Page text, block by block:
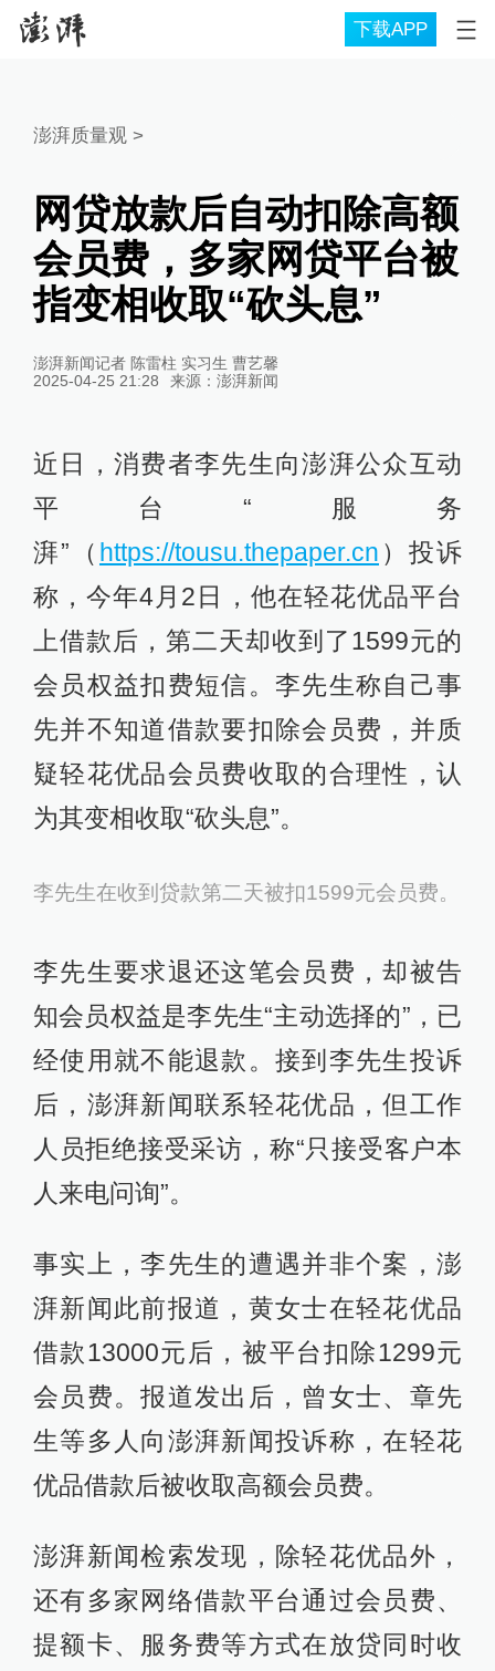
下载APP
澎湃质量观>
网贷放款后自动扣除高额
会员费，多家网贷平台被
指变相收取“砍头息”
澎湃新闻记者 陈雷柱 实习生 曹艺馨
2025-04-25 21:28
来源： 澎湃新闻
近日，消费者李先生向澎湃公众互动
平台“服务
湃”（ https://tousu.thepaper.cn ）投诉
称，今年4月2日，他在轻花优品平台
上借款后，第二天却收到了1599元的
会员权益扣费短信。李先生称自己事
先并不知道借款要扣除会员费，并质
疑轻花优品会员费收取的合理性，认
为其变相收取“砍头息”。
李先生在收到贷款第二天被扣1599元会员费。
李先生要求退还这笔会员费，却被告
知会员权益是李先生“主动选择的”，已
经使用就不能退款。接到李先生投诉
后，澎湃新闻联系轻花优品，但工作
人员拒绝接受采访，称“只接受客户本
人来电问询”。
事实上，李先生的遭遇并非个案，澎
湃新闻此前报道，黄女士在轻花优品
借款13000元后，被平台扣除1299元
会员费。报道发出后，曾女士、章先
生等多人向澎湃新闻投诉称，在轻花
优品借款后被收取高额会员费。
澎湃新闻检索发现，除轻花优品外，
还有多家网络借款平台通过会员费、
提额卡、服务费等方式在放贷同时收